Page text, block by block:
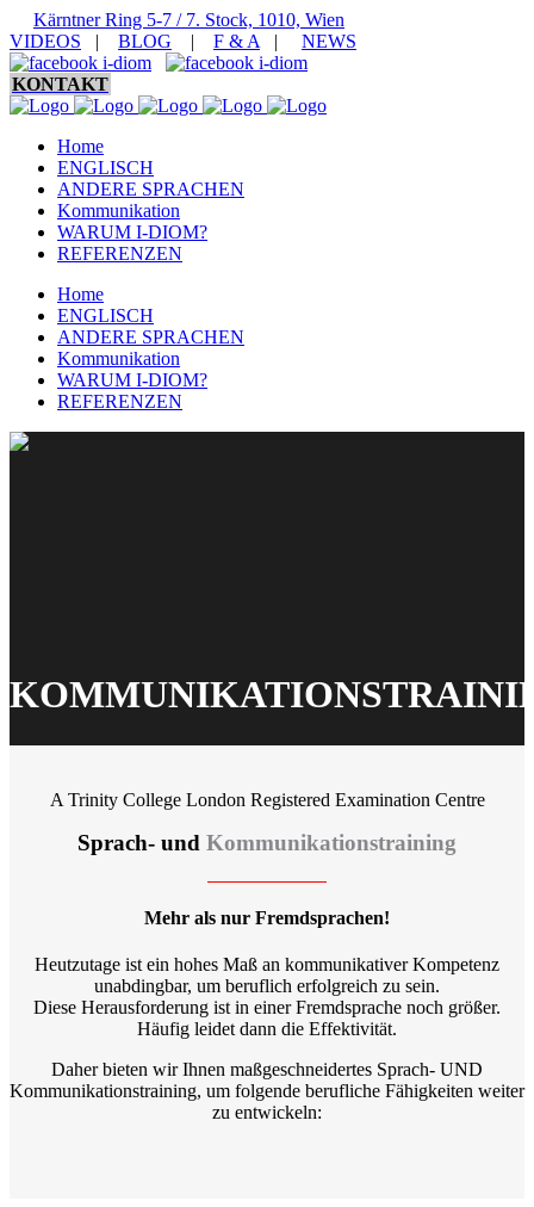
Kärntner Ring 5-7 / 7. Stock, 1010, Wien
VIDEOS | BLOG | F & A | NEWS
KONTAKT
Home
ENGLISCH
ANDERE SPRACHEN
Kommunikation
WARUM I-DIOM?
REFERENZEN
Home
ENGLISCH
ANDERE SPRACHEN
Kommunikation
WARUM I-DIOM?
REFERENZEN
A Trinity College London Registered Examination Centre
Sprach- und Kommunikationstraining
Mehr als nur Fremdsprachen!
Heutzutage ist ein hohes Maß an kommunikativer Kompetenz
unabdingbar, um beruflich erfolgreich zu sein.
Diese Herausforderung ist in einer Fremdsprache noch größer.
Häufig leidet dann die Effektivität.
Daher bieten wir Ihnen maßgeschneidertes Sprach- UND
Kommunikationstraining, um folgende berufliche Fähigkeiten weiter
zu entwickeln: